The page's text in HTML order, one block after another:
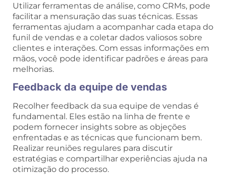
Utilizar ferramentas de análise, como CRMs, pode
facilitar a mensuração das suas técnicas. Essas
ferramentas ajudam a acompanhar cada etapa do
funil de vendas e a coletar dados valiosos sobre
clientes e interações. Com essas informações em
mãos, você pode identificar padrões e áreas para
melhorias.
Feedback da equipe de vendas
Recolher feedback da sua equipe de vendas é
fundamental. Eles estão na linha de frente e
podem fornecer insights sobre as objeções
enfrentadas e as técnicas que funcionam bem.
Realizar reuniões regulares para discutir
estratégias e compartilhar experiências ajuda na
otimização do processo.